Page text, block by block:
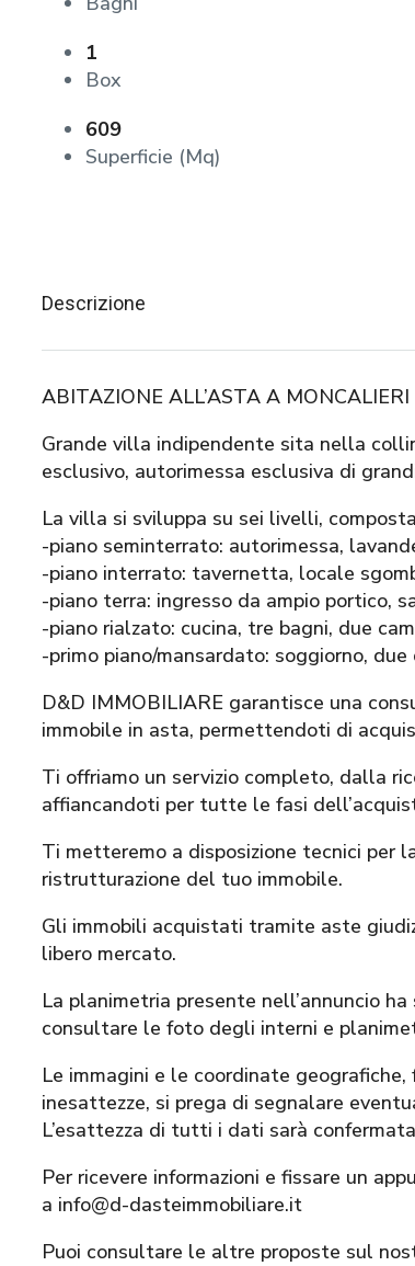
1
Box
609
Superficie (Mq)
Descrizione
ABITAZIONE ALL’ASTA A
Grande villa indipendente sita nella
esclusivo, autorimessa esclusiva di
La villa si sviluppa su sei livelli,
-piano seminterrato: autorimessa,
-piano interrato: tavernetta, locale
-piano terra: ingresso da ampio portico,
-piano rialzato: cucina, tre bagni, due
-primo piano/mansardato: soggiorno,
D&D IMMOBILIARE garantisce una
immobile in asta, permettendoti di
Ti offriamo un servizio completo, dalla
affiancandoti per tutte le fasi
Ti metteremo a disposizione tecnici per
ristrutturazione del tuo immobile.
Gli immobili acquistati tramite aste
libero mercato.
La planimetria presente nell’annuncio
consultare le foto degli interni e
Le immagini e le coordinate
inesattezze, si prega di segnalare
L’esattezza di tutti i dati sarà
Per ricevere informazioni e fissare un
a info@d-dasteimmobiliare.it
Puoi consultare le altre proposte sul